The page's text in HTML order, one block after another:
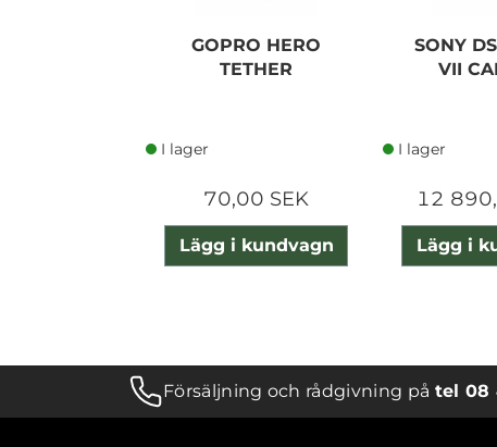
GOPRO HERO
TETHER
I lager
70,00 SEK
Lägg i kundvagn
SONY
VII
I lager
12
Lägg i
Försäljning och rådgivning på tel 08